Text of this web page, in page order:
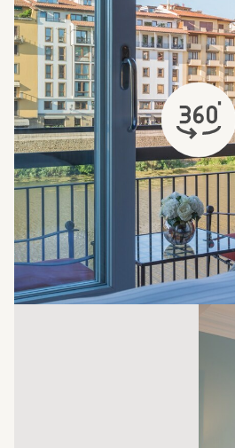
si apre in una nuova scheda